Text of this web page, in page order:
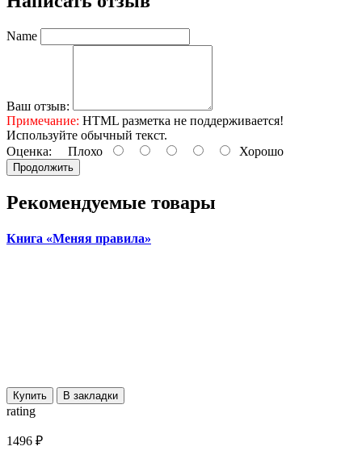
Name
Ваш отзыв:
Примечание: HTML разметка не поддерживается!
Используйте обычный текст.
Оценка: Плохо Хорошо
Продолжить
Рекомендуемые товары
Книга «Меняя правила»
Купить В закладки
rating
1496 ₽